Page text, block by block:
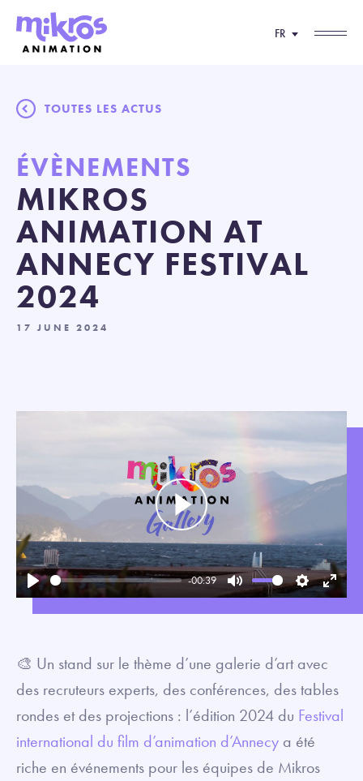
FR
TOUTES LES ACTUS
ÉVÈNEMENTS
MIKROS
ANIMATION AT
ANNECY FESTIVAL
2024
17 JUNE 2024
Play
-00:39
Mute SettingsEnter
Play
🎨 Un stand sur le thème d’une galerie d’art avec
des recruteurs experts, des conférences, des tables
rondes et des projections : l’édition 2024 du Festival
international du film d’animation d’Annecy a été
riche en événements pour les équipes de Mikros